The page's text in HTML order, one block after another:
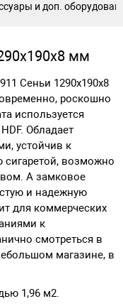
и доп.
мм
Сеньи 1290х190х8
роскошно
используется
Обладает
устойчив к
возможно
А замковое
и надежную
для коммерческих
к
смотреться в
магазине, в
1,96 м2.